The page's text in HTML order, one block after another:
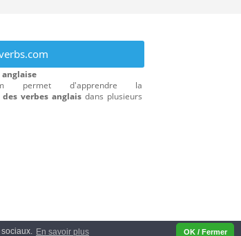
En savoir plus OK / Fermer
anglaise
permet d'apprendre la
verbes anglaisdans plusieurs